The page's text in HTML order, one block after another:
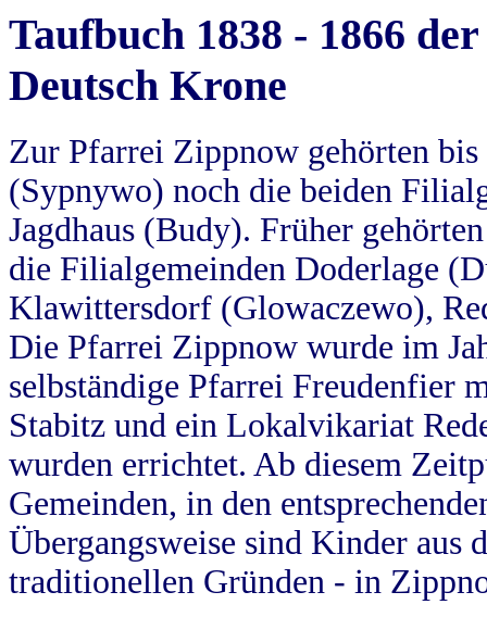
Taufbuch 1838 - 1866
Deutsch Krone
Zur Pfarrei Zippnow gehörten
(Sypnywo) noch die beiden
Jagdhaus (Budy). Früher
die Filialgemeinden Doderlage
Klawittersdorf (Glowaczewo),
Die Pfarrei Zippnow wurde im
selbständige Pfarrei Freudenfier
Stabitz und ein Lokalvikariat
wurden errichtet. Ab diesem
Gemeinden, in den
Übergangsweise sind Kinder aus
traditionellen Gründen - in